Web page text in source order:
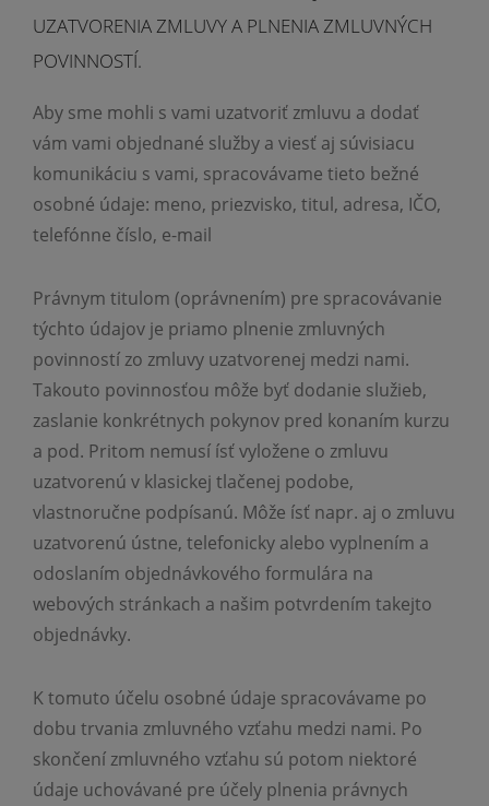
UZATVORENIA ZMLUVY A PLNENIA ZMLUVNÝCH
POVINNOSTÍ.
Aby sme mohli s vami uzatvoriť zmluvu a dodať
vám vami objednané služby a viesť aj súvisiacu
komunikáciu s vami, spracovávame tieto bežné
osobné údaje: meno, priezvisko, titul, adresa, IČO,
telefónne číslo, e-mail
Právnym titulom (oprávnením) pre spracovávanie
týchto údajov je priamo plnenie zmluvných
povinností zo zmluvy uzatvorenej medzi nami.
Takouto povinnosťou môže byť dodanie služieb,
zaslanie konkrétnych pokynov pred konaním kurzu
a pod. Pritom nemusí ísť vyložene o zmluvu
uzatvorenú v klasickej tlačenej podobe,
vlastnoručne podpísanú. Môže ísť napr. aj o zmluvu
uzatvorenú ústne, telefonicky alebo vyplnením a
odoslaním objednávkového formulára na
webových stránkach a našim potvrdením takejto
objednávky.
K tomuto účelu osobné údaje spracovávame po
dobu trvania zmluvného vzťahu medzi nami. Po
skončení zmluvného vzťahu sú potom niektoré
údaje uchovávané pre účely plnenia právnych